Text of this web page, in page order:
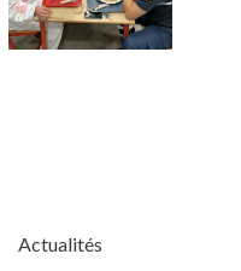
Actualités